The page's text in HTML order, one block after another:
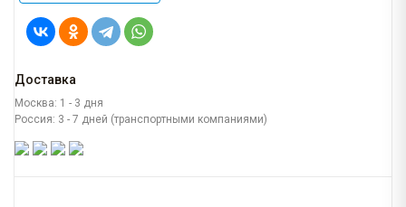
Доставка
Москва: 1 - 3 дня
Россия: 3 - 7 дней (транспортными компаниями)